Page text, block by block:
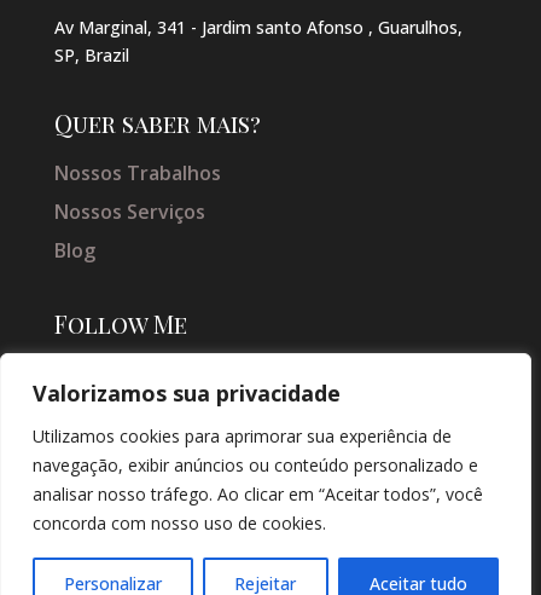
Valorizamos sua privacidade
Utilizamos cookies para aprimorar sua experiência de
navegação, exibir anúncios ou conteúdo personalizado e
analisar nosso tráfego. Ao clicar em “Aceitar todos”, você
concorda com nosso uso de cookies.
Personalizar Rejeitar Aceitar tudo
Av Marginal, 341 - Jardim santo Afonso , Guarulhos,
SP, Brazil
Quer saber mais?
Nossos Trabalhos
Nossos Serviços
Blog
Follow Me
SOLUÇÕES DIGITAIS |
CRIAÇÃO DE SITES